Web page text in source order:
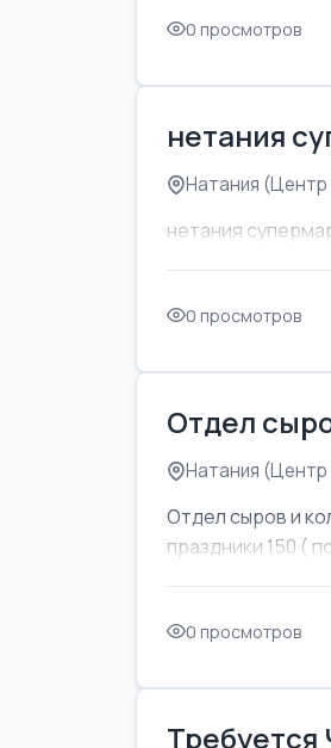
0 просмотров
нетания
Натания
нетания
0 просмотров
Отдел
Натания
Отдел сыров и
праздники 150 (
0 просмотров